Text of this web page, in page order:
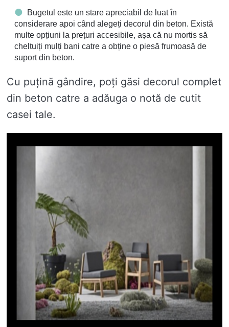
Bugetul este un stare apreciabil de luat în
considerare apoi când alegeți decorul din beton. Există
multe opțiuni la prețuri accesibile, așa că nu mortis să
cheltuiți mulți bani catre a obține o piesă frumoasă de
suport din beton.
Cu puțină gândire, poți găsi decorul complet
din beton catre a adăuga o notă de cutit
casei tale.